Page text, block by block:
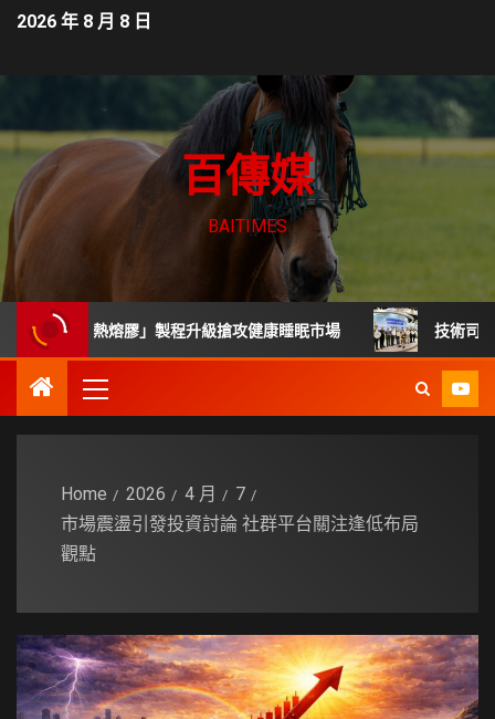
2026 年 8 月 8 日
百傳媒
BAITIMES
無毒熱熔膠」製程升級搶攻健康睡眠市場 技術司展30項
Home 2026 4 月
7
市場震盪引發投資討論 社群平台關注逢低布局
觀點